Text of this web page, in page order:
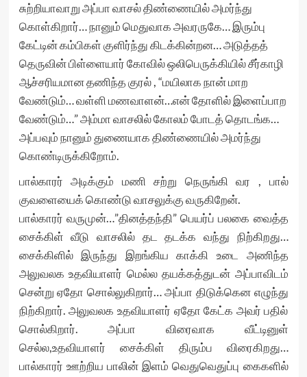
சுற்றியாவாறு அப்பா வாசல் திண்ணையில் அமர்ந்து
கொள்கிறார்… நானும் மெதுவாக அவரருகே… இரும்பு
கேட்டின் கம்பிகள் குளிர்ந்து கிடக்கின்றன… அடுத்தத்
தெருவின் பிள்ளையார் கோவில் ஒலிபெருக்கியில் சீர்காழி
ஆச்சரியமான தணிந்த குரல் , “மயிலாக நான் மாற
வேண்டும்… வள்ளி மணவாளன்…என் தோளில் இளைப்பாற
வேண்டும்…” அம்மா வாசலில் கோலம் போடத் தொடங்க…
அப்பவும் நானும் துணையாக திண்ணையில் அமர்ந்து
கொண்டிருக்கிறோம்.
பால்காரர் அடிக்கும் மணி சற்று நெருங்கி வர , பால்
குவளையைக் கொண்டு வாசலுக்கு வருகிறேன்.
பால்காரர் வருமுன்…”தினத்தந்தி” பெயர்ப் பலகை வைத்த
சைக்கிள் வீடு வாசலில் தட தடக்க வந்து நிற்கிறது…
சைக்கிளில் இருந்து இறங்கிய காக்கி உடை அணிந்த
அலுவலக உதவியாளர் மெல்ல தயக்கத்துடன் அப்பாவிடம்
சென்று ஏதோ சொல்லுகிறார்… அப்பா திடுக்கென எழுந்து
நிற்கிறார். அலுவலக உதவியாளர் ஏதோ கேட்க அவர் பதில்
சொல்கிறார். அப்பா விரைவாக வீட்டினுள்
செல்ல,உதவியாளர் சைக்கிள் திரும்ப விரைகிறது…
பால்காரர் ஊற்றிய பாலின் இளம் வெதுவெதுப்பு கைகளில்